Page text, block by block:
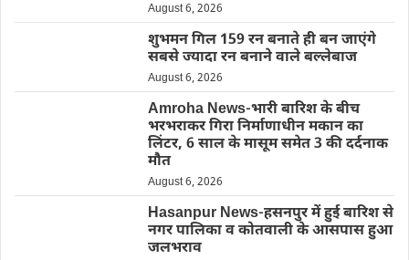
August 6, 2026
शुभमन गिल 159 रन बनाते ही बन जाएंगे
सबसे ज्यादा रन बनाने वाले बल्लेबाज
August 6, 2026
Amroha News-भारी बारिश के बीच
भरभराकर गिरा निर्माणाधीन मकान का
लिंटर, 6 साल के मासूम समेत 3 की दर्दनाक
मौत
August 6, 2026
Hasanpur News-हसनपुर में हुई बारिश से
नगर पालिका व कोतवाली के आसपास हुआ
जलभराव